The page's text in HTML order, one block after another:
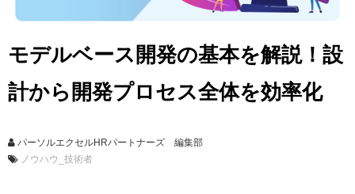
モデルベース開発の基本を解説！設
計から開発プロセス全体を効率化
パーソルエクセルHRパートナーズ 編集部
ノウハウ_技術者